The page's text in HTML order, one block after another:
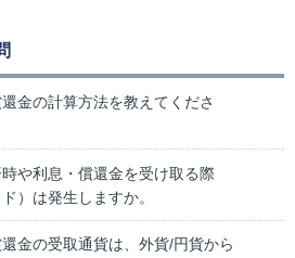
金の計算方法を教えてくださ
や利息・償還金を受け取る際
）は発生しますか。
金の受取通貨は、外貨/円貨から